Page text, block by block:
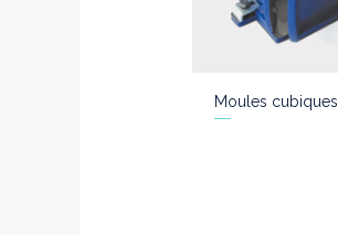
Moules cubiques